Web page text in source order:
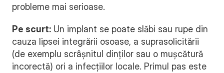
probleme mai serioase.
Pe scurt: Un implant se poate slăbi sau rupe din
cauza lipsei integrării osoase, a suprasolicitării
(de exemplu scrâșnitul dinților sau o mușcătură
incorectă) ori a infecțiilor locale. Primul pas este